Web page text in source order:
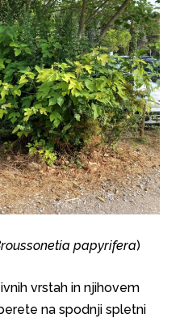
papyrifera)
vrstah in njihovem
na spodnji spletni